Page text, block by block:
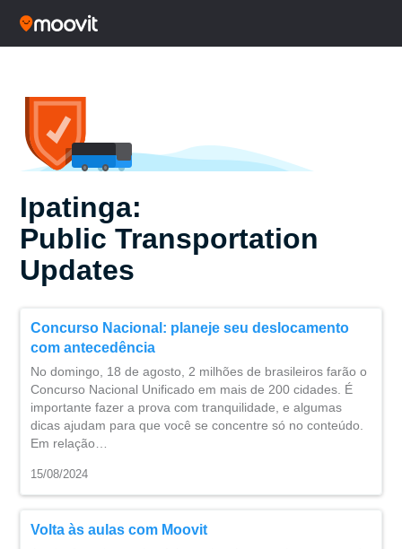
Ipatinga:
Public Transportation
Updates
Concurso Nacional: planeje seu deslocamento
com antecedência
No domingo, 18 de agosto, 2 milhões de brasileiros farão o
Concurso Nacional Unificado em mais de 200 cidades. É
importante fazer a prova com tranquilidade, e algumas
dicas ajudam para que você se concentre só no conteúdo.
Em relação…
15/08/2024
Volta às aulas com Moovit